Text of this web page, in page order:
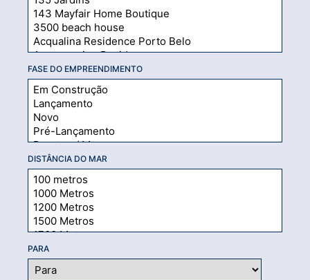
FASE DO EMPREENDIMENTO
DISTÂNCIA DO MAR
PARA